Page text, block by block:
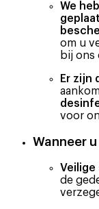
We
om u
bij ons
Er zijn
voor
Wanneer
de